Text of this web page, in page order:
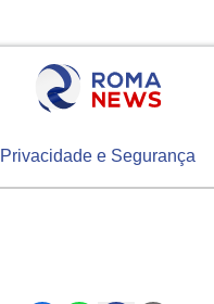
Privacidade e Segurança